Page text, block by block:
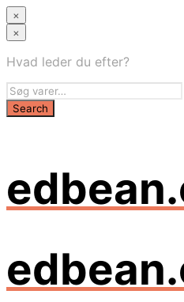
×
×
Hvad leder du efter?